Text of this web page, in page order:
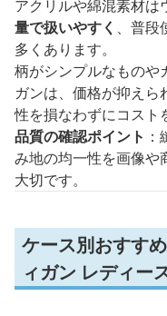
アクリルや綿混素材は
量で扱いやすく 、普段
多くあります。
柄がシンプルなものや
ガンは、価格が抑え
性を損なわずにコスト
品質の確認ポイント
み地の均一性を画像や
大切です。
ケース別おすす
ィガン レディー